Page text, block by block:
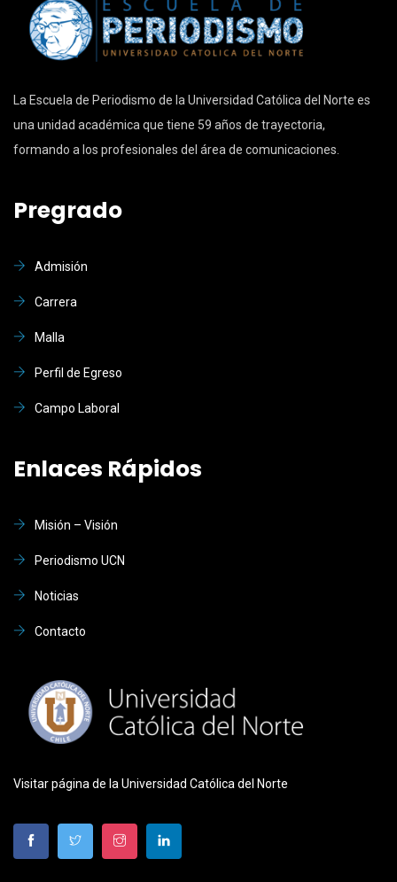
La Escuela de Periodismo de la Universidad Católica del Norte es
una unidad académica que tiene 59 años de trayectoria,
formando a los profesionales del área de comunicaciones.
Pregrado
Admisión
Carrera
Malla
Perfil de Egreso
Campo Laboral
Enlaces Rápidos
Misión – Visión
Periodismo UCN
Noticias
Contacto
Visitar página de la Universidad Católica del Norte